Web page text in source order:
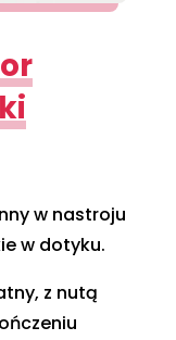
w nastroju
w dotyku.
z nutą